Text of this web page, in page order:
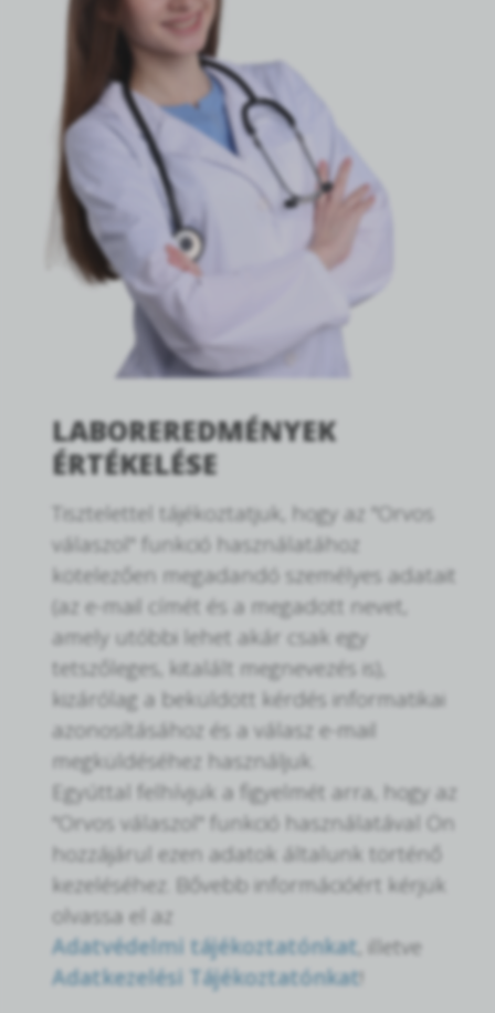
LABOREREDMÉNYEK
ÉRTÉKELÉSE
Tisztelettel tájékoztatjuk, hogy az "Orvos
válaszol" funkció használatához
kötelezően megadandó személyes adatait
(az e-mail címét és a megadott nevet,
amely utóbbi lehet akár csak egy
tetszőleges, kitalált megnevezés is),
kizárólag a beküldött kérdés informatikai
azonosításához és a válasz e-mail
megküldéséhez használjuk.
Egyúttal felhívjuk a figyelmét arra, hogy az
"Orvos válaszol" funkció használatával Ön
hozzájárul ezen adatok általunk történő
kezeléséhez. Bővebb információért kérjük
olvassa el az
Adatvédelmi tájékoztatónkat , illetve
Adatkezelési Tájékoztatónkat!